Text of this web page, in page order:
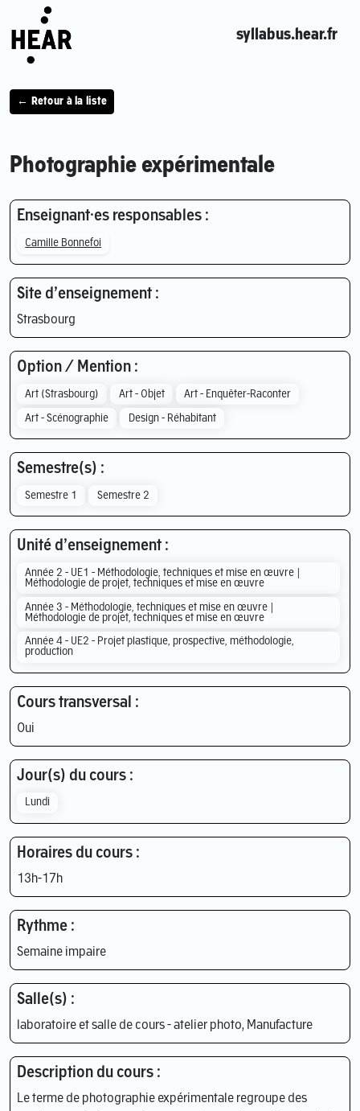
syllabus.hear.fr
← Retour à la liste
Photographie expérimentale
Enseignant·es responsables :
Camille Bonnefoi
Site d’enseignement :
Strasbourg
Option / Mention :
Art (Strasbourg) Art - Objet Art - Enquêter-Raconter
Art - Scénographie Design - Réhabitant
Semestre(s) :
Semestre 1 Semestre 2
Unité d’enseignement :
Année 2 - UE1 - Méthodologie, techniques et mise en œuvre |
Méthodologie de projet, techniques et mise en œuvre
Année 3 - Méthodologie, techniques et mise en œuvre |
Méthodologie de projet, techniques et mise en œuvre
Année 4 - UE2 - Projet plastique, prospective, méthodologie,
production
Cours transversal :
Oui
Jour(s) du cours :
Lundi
Horaires du cours :
13h-17h
Rythme :
Semaine impaire
Salle(s) :
laboratoire et salle de cours - atelier photo, Manufacture
Description du cours :
Le terme de photographie expérimentale regroupe des